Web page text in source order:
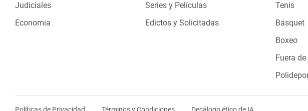
Judiciales
Economia
Series y Películas
Edictos y Solicitadas
Tenis
Básquet
Boxeo
Fuera